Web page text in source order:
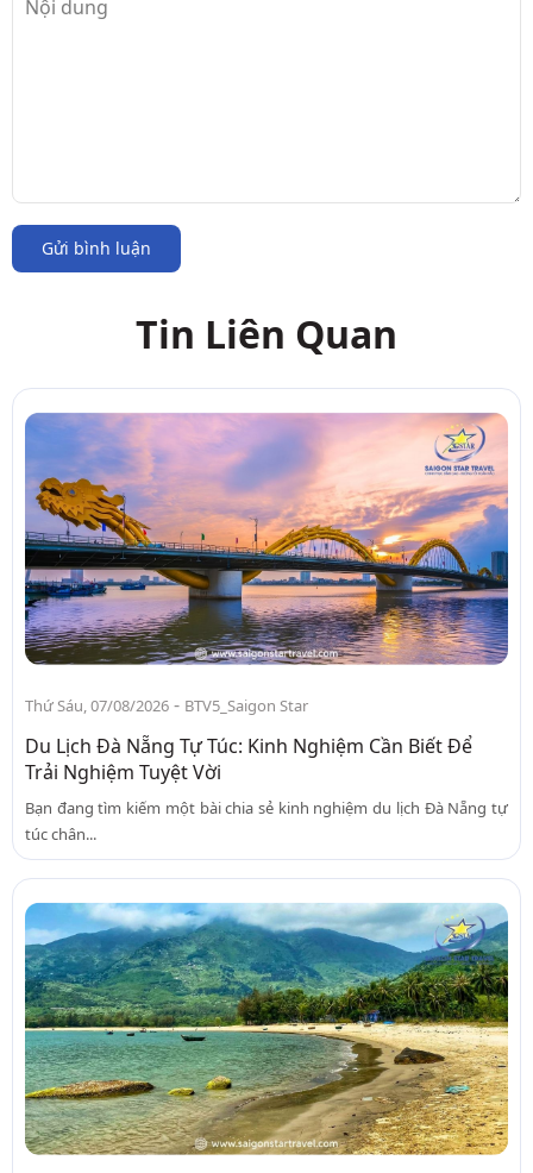
Gửi bình luận
Tin Liên Quan
Thứ Sáu, 07/08/2026 - BTV5_Saigon Star
Du Lịch Đà Nẵng Tự Túc: Kinh Nghiệm Cần Biết Để
Trải Nghiệm Tuyệt Vời
Bạn đang tìm kiếm một bài chia sẻ kinh nghiệm du lịch Đà Nẵng tự
túc chân...